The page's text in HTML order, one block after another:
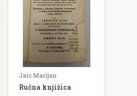
Jaić Marijan
Ručna knjižica